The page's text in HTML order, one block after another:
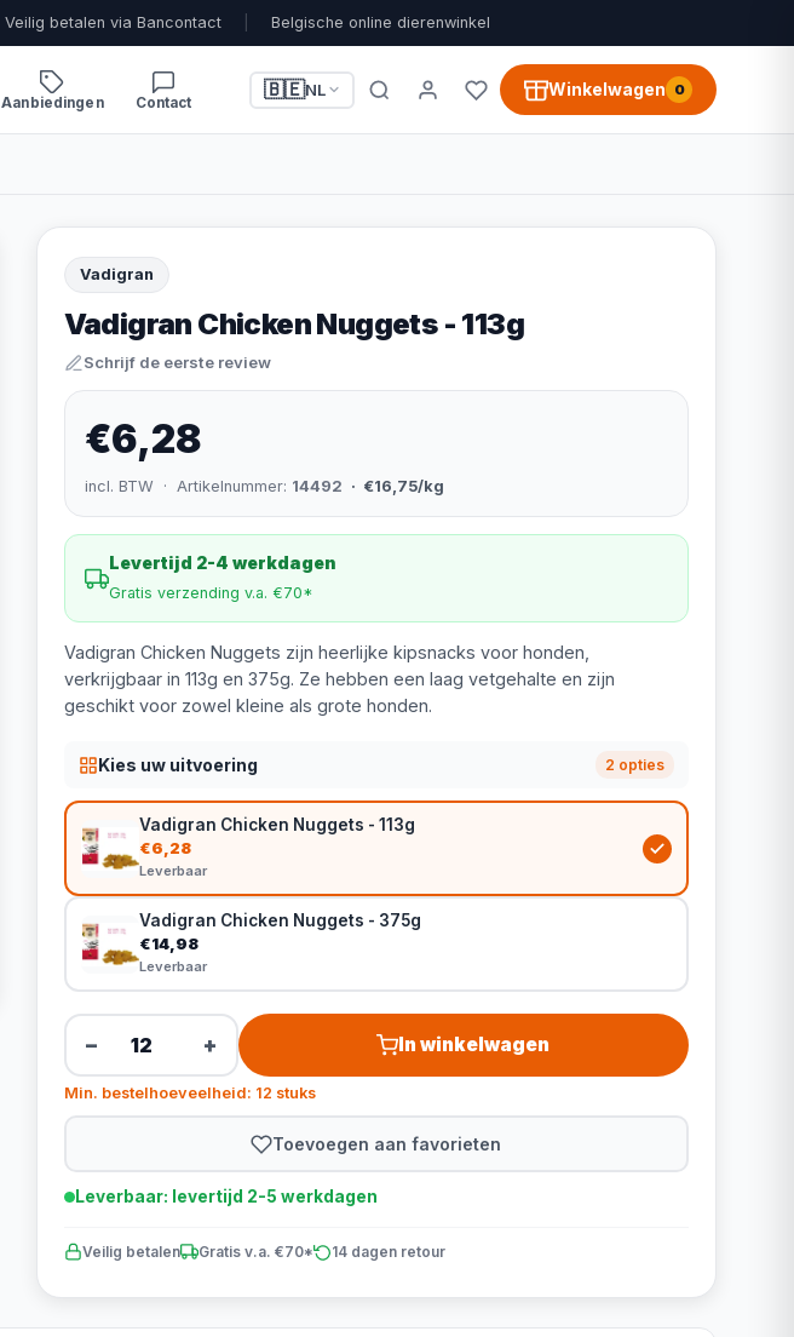
Veilig betalen via Bancontact Belgische online dierenwinkel
Aanbiedingen Contact
🇧🇪NL Winkelwagen 0
Vadigran
Vadigran Chicken Nuggets - 113g
Schrijf de eerste review
€6,28
incl. BTW · Artikelnummer: 14492 · €16,75/kg
Levertijd 2-4 werkdagen
Gratis verzending v.a. €70*
Vadigran Chicken Nuggets zijn heerlijke kipsnacks voor honden,
verkrijgbaar in 113g en 375g. Ze hebben een laag vetgehalte en zijn
geschikt voor zowel kleine als grote honden.
Kies uw uitvoering 2 opties
Vadigran Chicken Nuggets - 113g
€6,28
Leverbaar
Vadigran Chicken Nuggets - 375g
€14,98
Leverbaar
− + In winkelwagen
Min. bestelhoeveelheid: 12 stuks
Toevoegen aan favorieten
Leverbaar: levertijd 2-5 werkdagen
Veilig betalen Gratis v.a. €70* 14 dagen retour